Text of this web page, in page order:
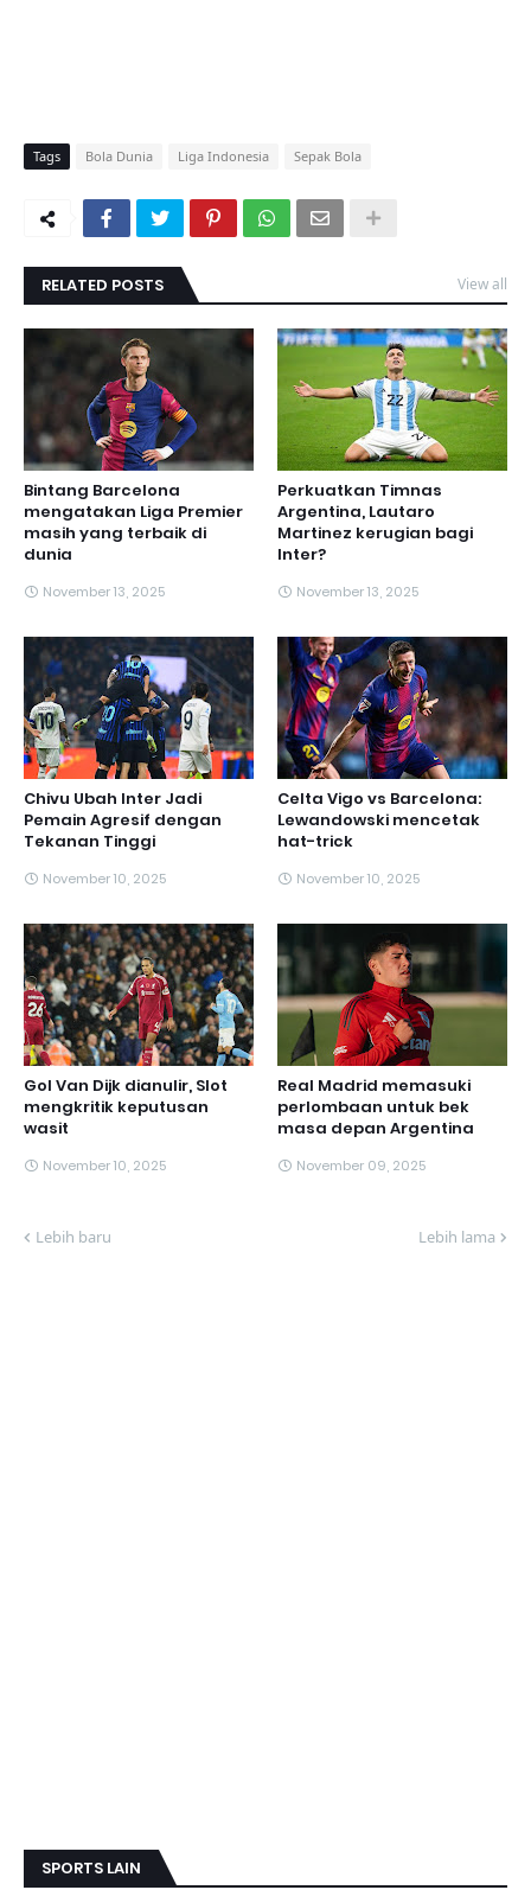
Tags Bola Dunia Liga Indonesia Sepak Bola
RELATED POSTS View all
Bintang Barcelona
mengatakan Liga Premier
masih yang terbaik di
dunia
November 13, 2025
Perkuatkan Timnas
Argentina, Lautaro
Martinez kerugian bagi
Inter?
November 13, 2025
Chivu Ubah Inter Jadi
Pemain Agresif dengan
Tekanan Tinggi
November 10, 2025
Celta Vigo vs Barcelona:
Lewandowski mencetak
hat-trick
November 10, 2025
Gol Van Dijk dianulir, Slot
mengkritik keputusan
wasit
November 10, 2025
Real Madrid memasuki
perlombaan untuk bek
masa depan Argentina
November 09, 2025
Lebih baru Lebih lama
SPORTS LAIN